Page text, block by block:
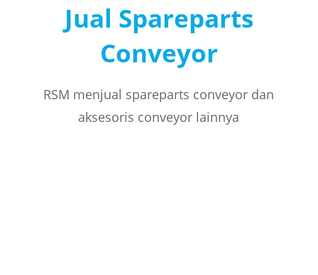
Jual Spareparts
Conveyor
RSM menjual spareparts conveyor dan
aksesoris conveyor lainnya